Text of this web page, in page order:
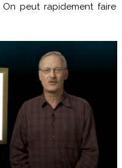
peut rapidement faire